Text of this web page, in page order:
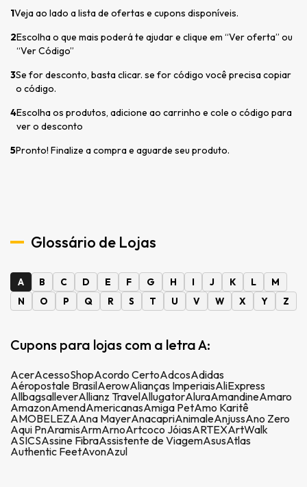
1Veja ao lado a lista de ofertas e cupons disponíveis.
2Escolha o que mais poderá te ajudar e clique em “Ver oferta” ou
“Ver Código”
3Se for desconto, basta clicar. se for código você precisa copiar
o código.
4Escolha os produtos, adicione ao carrinho e cole o código para
ver o desconto
5Pronto! Finalize a compra e aguarde seu produto.
Glossário de Lojas
A B C D E F G H I J K L
M
N
O P Q R S T U V W X Y Z
Cupons para lojas com a letra A:
AcerAcessoShopAcordo CertoAdcosAdidas
Aéropostale BrasilAerowAlianças ImperiaisAliExpress
AllbagsalleverAllianz TravelAllugatorAluraAmandineAmaro
AmazonAmendAmericanasAmiga PetAmo Karitê
AMOBELEZAAna MayerAnacapriAnimaleAnjussAno Zero
Aqui PnAramisArmArnoArtcoco JóiasARTEXArtWalk
ASICSAssine FibraAssistente de ViagemAsusAtlas
Authentic FeetAvonAzul